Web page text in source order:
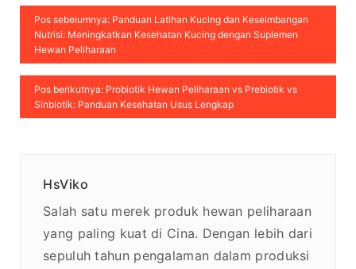
Pos sebelumnya: Panduan Latihan Kucing dan Keseimbangan
Nutrisi: Meningkatkan Kesehatan Kucing dengan Suplemen
Hewan Peliharaan
Pos berikutnya: Probiotik Hewan Peliharaan vs Prebiotik vs
Sinbiotik: Panduan Kesehatan Usus Lengkap
HsViko
Salah satu merek produk hewan peliharaan
yang paling kuat di Cina. Dengan lebih dari
sepuluh tahun pengalaman dalam produksi